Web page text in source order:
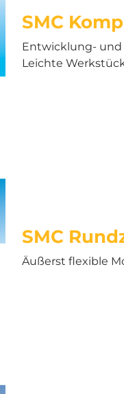
SMC
Entwicklung- und
Leichte
SMC
Äußerst flexible